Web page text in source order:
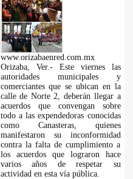
www.orizabaenred.com.mx
Orizaba, Ver.- Este viernes las
autoridades municipales y
comerciantes que se ubican en la
calle de Norte 2, deberán llegar a
acuerdos que convengan sobre
todo a las expendedoras conocidas
como Canasteras, quienes
manifestaron su inconformidad
contra la falta de cumplimiento a
los acuerdos que lograron hace
varios años de respetar su
actividad en esta vía pública.